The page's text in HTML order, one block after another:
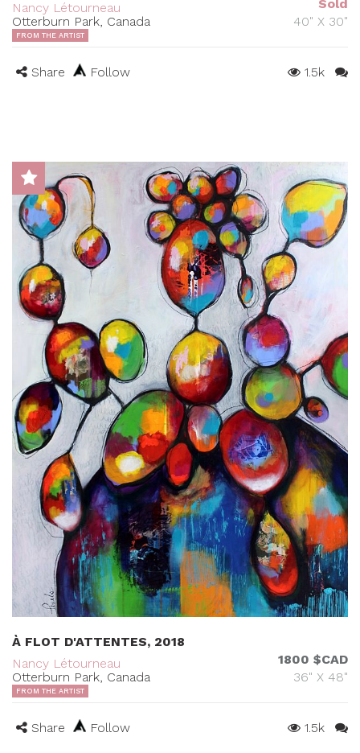
Nancy Létourneau
Otterburn Park, Canada
Sold
40" X 30"
FROM THE ARTIST
Share Follow 1.5k
À FLOT D'ATTENTES, 2018
Nancy Létourneau
Otterburn Park, Canada
1800 $CAD
36" X 48"
FROM THE ARTIST
Share Follow 1.5k